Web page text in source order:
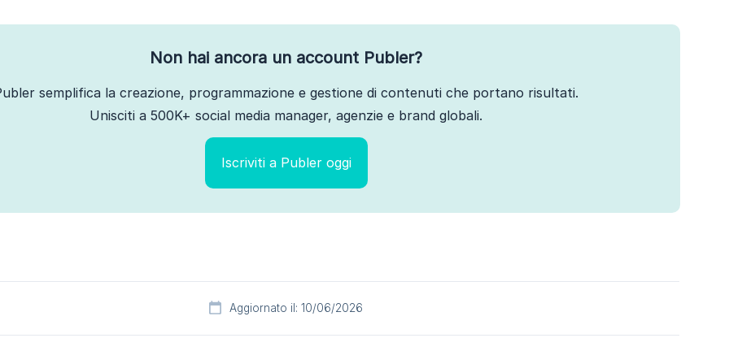
Non hai ancora un account Publer?
semplifica la creazione, programmazione e gestione di contenuti che portano risultati.
Unisciti a 500K+ social media manager, agenzie e brand globali.
Iscriviti a Publer oggi
Aggiornato il: 10/06/2026